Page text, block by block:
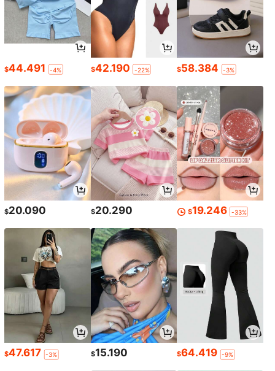
$44.491 -4% $42.190 -22% $58.384 -3%
$20.090 $20.290 $19.246 -33%
$47.617 -3% $15.190 $64.419 -9%